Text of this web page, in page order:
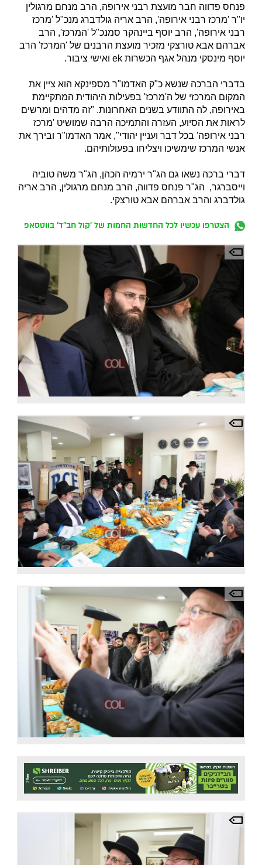
פנחס פדווה חבר מועצת רבני אירופה, הרב מנחם מרגולין
יו"ר 'מרכז רבני אירופה', הרב אריה גולדברג מנכ"ל 'מרכז
רבני אירופה', הרב יוסף ביינהקר סמנכ"ל 'המרכז', הרב
אברהם אבא טורצקי מזכיר מועצת הרבנים של 'המרכז' הרב
יוסף מינסקי מנהל אגף הכשרות ek ואישי ציבור.
בדברי הברכה שנשא כ"ק האדמו"ר מספינקא הוא ציין את
המקום המרכזי של ה'מרכז' בפעילות היהודית המתקיימת
באירופה, לה התוודע בשנים האחרונות. "זה מדהים ומרשים
לראות את הסיוע, העזרה והתמיכה הרבה שמושיט 'מרכז
רבני אירופה' בכל דבר ועניין יהודי", אמר האדמו"ר ובירך את
אנשי המרכז שימשיכו ויצליחו בפעולותיהם.
דברי ברכה נשאו גם הג"ר ירמיה הכהן, הג"ר משה טוביה
וייסברגר, הג"ר פנחס פדווה, הרב מנחם מרגולין, הרב אריה
גולדברג והרב אברהם אבא טורצקי.
הצטרפו עכשיו לכל החדשות החמות של 'קול חב"ד' בווטסאפ